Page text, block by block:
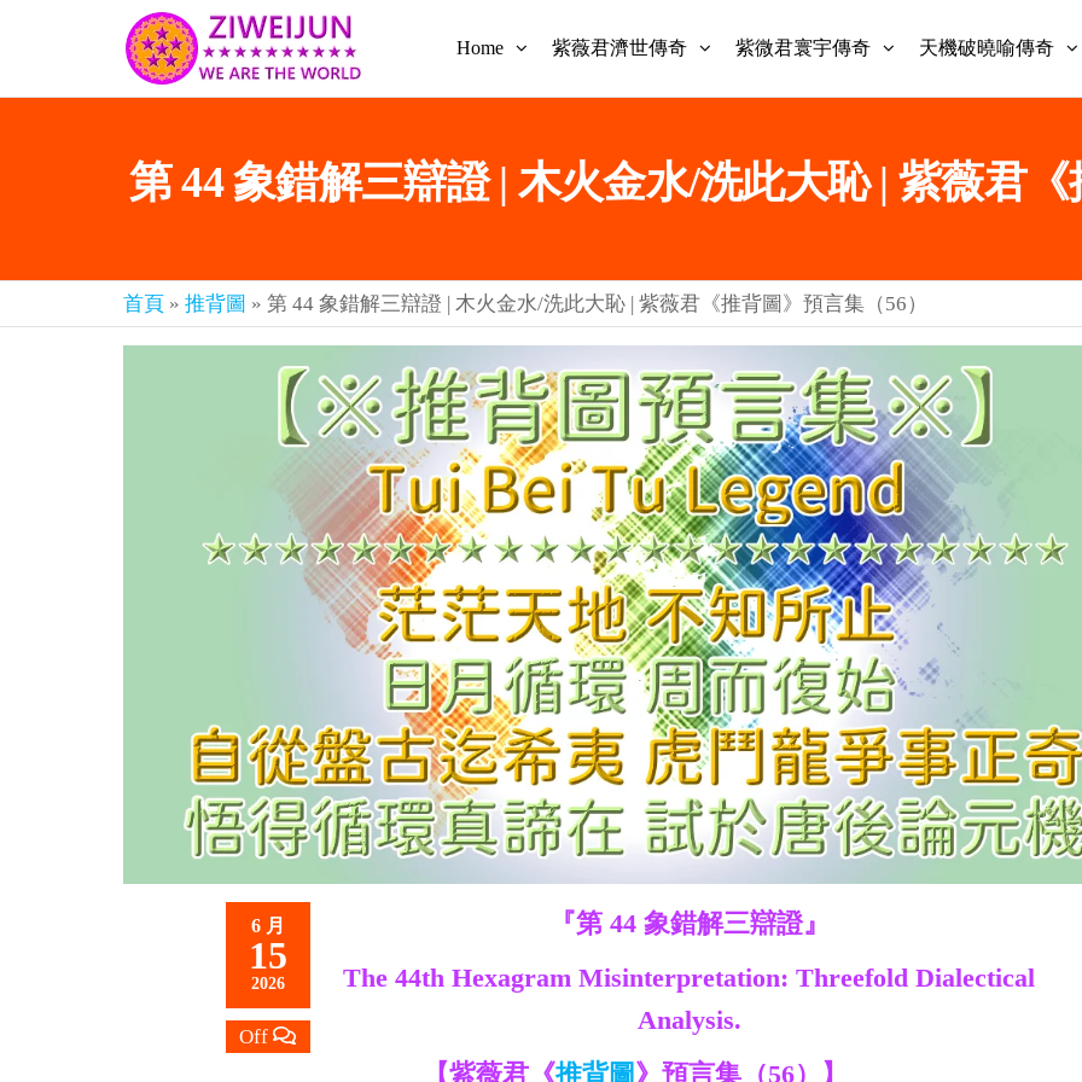
紫薇
《推
預
言-
紫薇
君寰
宇傳
奇官
網
世
主
人
都
彌
賽
亞-
個
個
都
是
救
世
主
Home 紫薇君濟世傳奇 紫微君寰宇傳奇 天機破曉喻傳奇
第 44 象錯解三辯證 | 木火金水/洗此大恥 | 紫薇君
首頁 » 推背圖 » 第 44 象錯解三辯證 | 木火金水/洗此大恥 | 紫薇君《推背圖》預言集（56）
6 月
15
2026
Off
『第 44 象錯解三辯證』
The 44th Hexagram Misinterpretation: Threefold Dialectical
Analysis.
【紫薇君《推背圖》預言集（56）】